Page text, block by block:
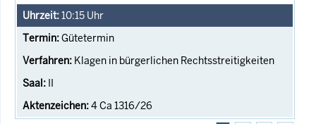
10:15 Uhr
Gütetermin
Klagen in bürgerlichen Rechtsstreitigkeiten
II
4 Ca 1316/26